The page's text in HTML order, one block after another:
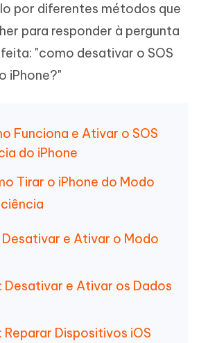
por diferentes métodos que
para responder à pergunta
"como desativar o SOS
iPhone?"
Funciona e Ativar o SOS
do iPhone
Tirar o iPhone do Modo
Desativar e Ativar o Modo
Desativar e Ativar os Dados
Dispositivos iOS